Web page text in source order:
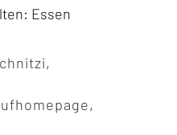
,
,